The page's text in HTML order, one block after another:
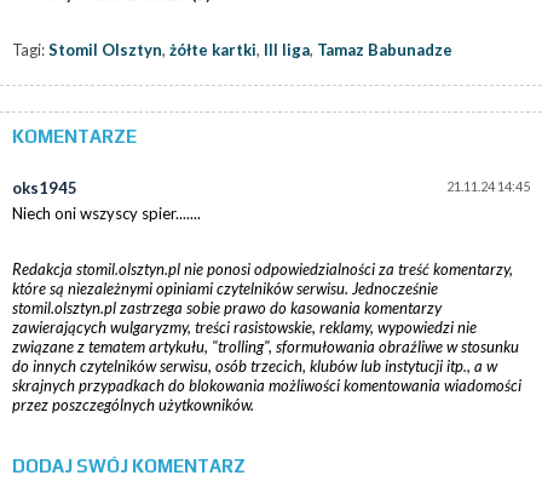
Tagi:Stomil Olsztyn, żółte kartki, III liga, Tamaz Babunadze
KOMENTARZE
21.11.24 14:45
oks1945
Niech oni wszyscy spier.......
Redakcja stomil.olsztyn.pl nie ponosi odpowiedzialności za treść komentarzy,
które są niezależnymi opiniami czytelników serwisu. Jednocześnie
stomil.olsztyn.pl zastrzega sobie prawo do kasowania komentarzy
zawierających wulgaryzmy, treści rasistowskie, reklamy, wypowiedzi nie
związane z tematem artykułu, "trolling", sformułowania obraźliwe w stosunku
do innych czytelników serwisu, osób trzecich, klubów lub instytucji itp., a w
skrajnych przypadkach do blokowania możliwości komentowania wiadomości
przez poszczególnych użytkowników.
DODAJ SWÓJ KOMENTARZ